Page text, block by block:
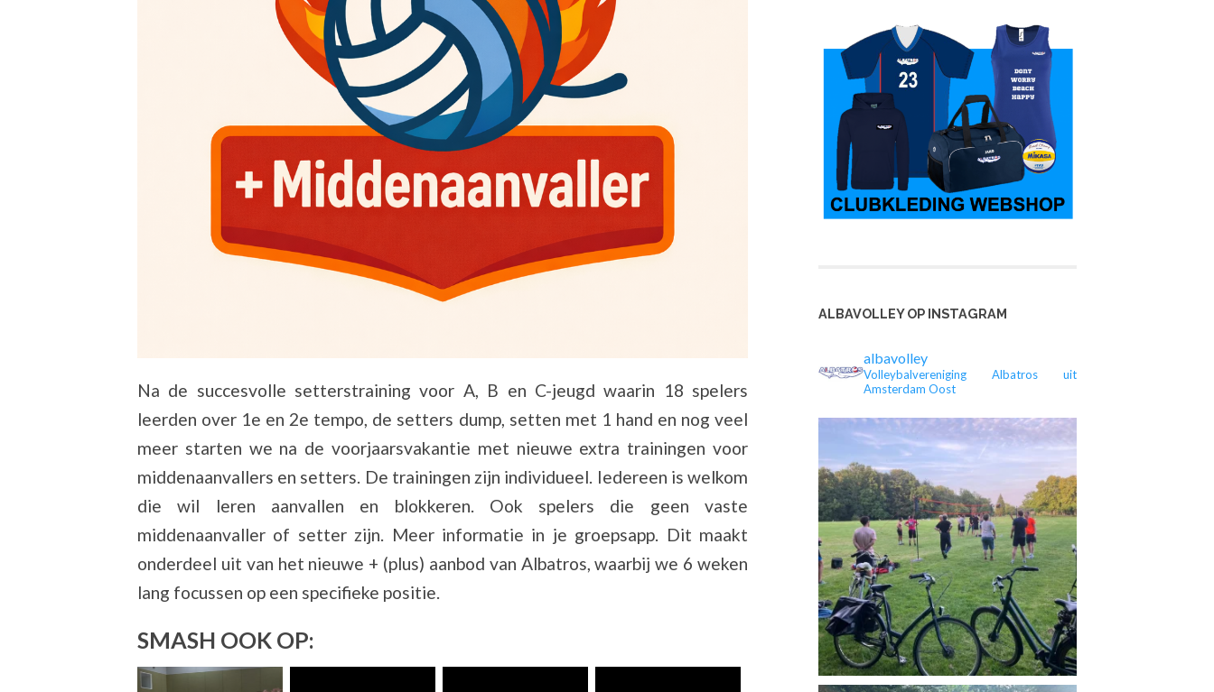
Na de succesvolle setterstraining voor A, B en C-jeugd waarin 18 spelers
leerden over 1e en 2e tempo, de setters dump, setten met 1 hand en nog veel
meer starten we na de voorjaarsvakantie met nieuwe extra trainingen voor
middenaanvallers en setters. De trainingen zijn individueel. Iedereen is welkom
die wil leren aanvallen en blokkeren. Ook spelers die geen vaste
middenaanvaller of setter zijn. Meer informatie in je groepsapp. Dit maakt
onderdeel uit van het nieuwe + (plus) aanbod van Albatros, waarbij we 6 weken
lang focussen op een specifieke positie.
SMASH OOK OP:
ALBAVOLLEY OP INSTAGRAM
albavolley
Volleybalvereniging Albatros uit
Amsterdam Oost